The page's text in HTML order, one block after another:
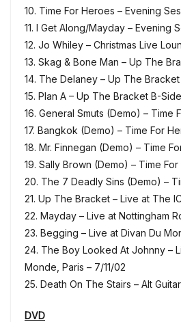
10. Time For Heroes – Evening
11. I Get Along/Mayday – Evening
12. Jo Whiley – Christmas Live
13. Skag & Bone Man – Up The
14. The Delaney – Up The
15. Plan A – Up The Bracket B-Side
16. General Smuts (Demo) – Time
17. Bangkok (Demo) – Time For
18. Mr. Finnegan (Demo) – Time
19. Sally Brown (Demo) – Time
20. The 7 Deadly Sins (Demo) –
21. Up The Bracket – Live at The
22. Mayday – Live at Nottingham
23. Begging – Live at Divan Du
24. The Boy Looked At Johnny –
Monde, Paris – 7/11/02
25. Death On The Stairs – Alt
DVD